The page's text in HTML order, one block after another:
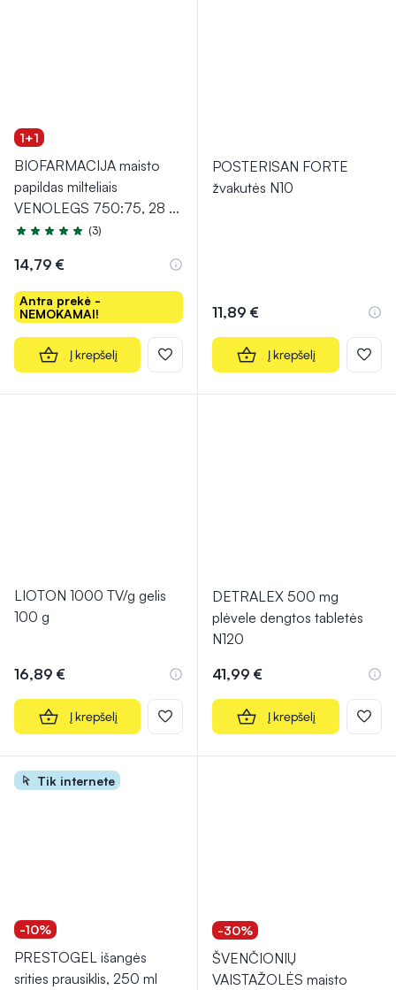
1+1
BIOFARMACIJA maisto
papildas milteliais
VENOLEGS 750:75, 28 ...
Įvertinimas 5.0 iš 5
(3)
14,79 €
Antra prekė -
NEMOKAMAI!
Į krepšelį
POSTERISAN FORTE
žvakutės N10
11,89 €
Į krepšelį
LIOTON 1000 TV/g gelis
100 g
16,89 €
Į krepšelį
DETRALEX 500 mg
plėvele dengtos tabletės
N120
41,99 €
Į krepšelį
Tik internete
-10%
PRESTOGEL išangės
srities prausiklis, 250 ml
-30%
ŠVENČIONIŲ
VAISTAŽOLĖS maisto